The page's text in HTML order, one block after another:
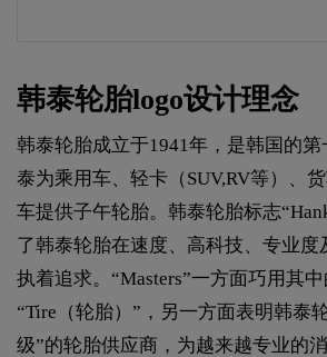
韩泰轮胎logo设计理念
韩泰轮胎成立于1941年，是韩国的
泰为乘用车、轻卡（SUV,RV等）、
车提供子午轮胎。韩泰轮胎标志
了韩泰轮胎在速度、高科技、专业度
执着追求。“Masters”一方面巧用其
“Tire（轮胎）”，另一方面表明韩泰
级”的轮胎供应商，为越来越专业的